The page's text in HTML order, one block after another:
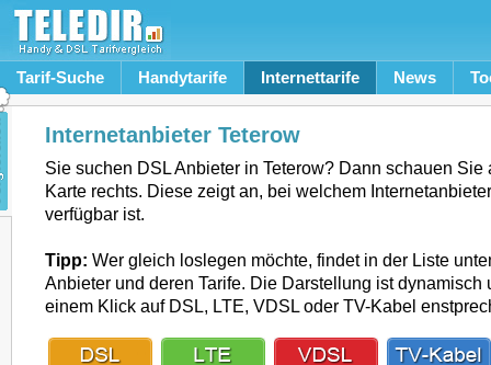
Tarif-Suche Handytarife Internettarife News
Internetanbieter Teterow
Sie suchen DSL Anbieter in Teterow? Dann schauen Sie
Karte rechts. Diese zeigt an, bei welchem
verfügbar ist.
Tipp: Wer gleich loslegen möchte, findet in der Liste
Anbieter und deren Tarife. Die Darstellung ist dynamisch
einem Klick auf DSL, LTE, VDSL oder TV-Kabel